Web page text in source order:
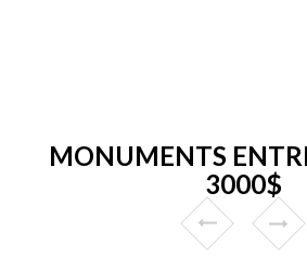
MONUMENTS
3000$